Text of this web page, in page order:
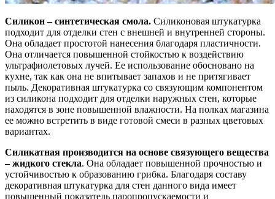
Силикон – синтетическая смола. Силиконовая штукатурка
подходит для отделки стен с внешней и внутренней стороны.
Она обладает простотой нанесения благодаря пластичности.
Она отличается повышенной стойкостью к воздействию
ультрафиолетовых лучей. Ее использование обосновано на
кухне, так как она не впитывает запахов и не притягивает
пыль. Декоративная штукатурка со связующим компонентом
из силикона подходит для отделки наружных стен, которые
находятся в зоне повышенной влажности. На полках магазина
ее можно встретить в виде готовой смеси в разных цветовых
вариантах.
Силикатная производится на основе связующего вещества
– жидкого стекла. Она обладает повышенной прочностью и
устойчивостью к образованию грибка. Благодаря составу
декоративная штукатурка для стен данного вида имеет
повышенный показатель паропропускаемости и